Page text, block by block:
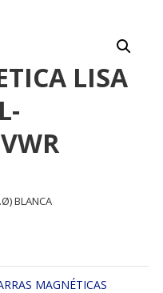
LISA
BLANCA
MAGNÉTICAS